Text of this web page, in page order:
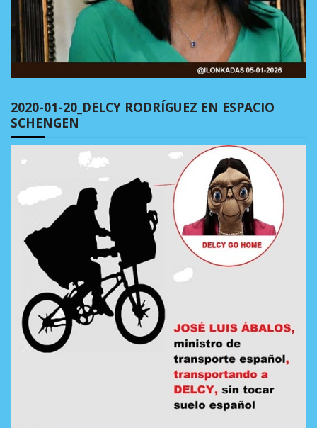
2020-01-20_DELCY RODRÍGUEZ EN ESPACIO
SCHENGEN